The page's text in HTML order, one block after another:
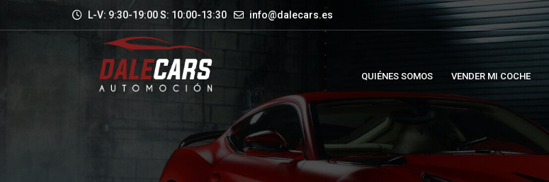
L-V: 9:30-19:00 S: 10:00-13:30 info@dalecars.es
QUIÉNES SOMOS VENDER MI COCHE